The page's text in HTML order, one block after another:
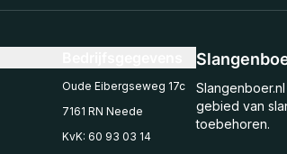
gebied van
toebehoren.
Oude Eibergseweg 17c
7161 RN Neede
KvK: 60 93 03 14